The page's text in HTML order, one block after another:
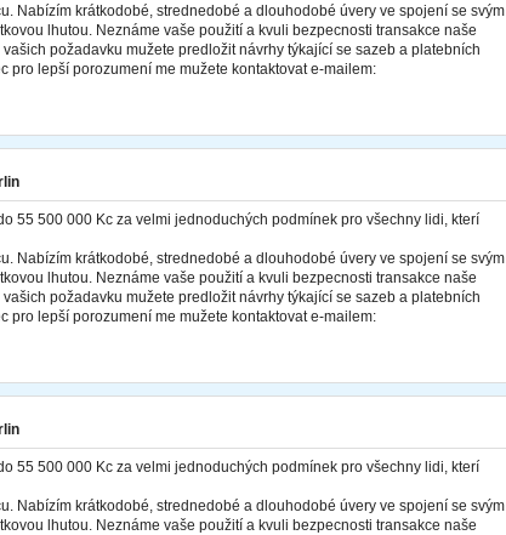
Nabízím krátkodobé, strednedobé a dlouhodobé úvery ve spojení se svým
lhutou. Neznáme vaše použití a kvuli bezpecnosti transakce naše
požadavku mužete predložit návrhy týkající se sazeb a platebních
pro lepší porozumení me mužete kontaktovat e-mailem:
55 500 000 Kc za velmi jednoduchých podmínek pro všechny lidi, kterí
Nabízím krátkodobé, strednedobé a dlouhodobé úvery ve spojení se svým
lhutou. Neznáme vaše použití a kvuli bezpecnosti transakce naše
požadavku mužete predložit návrhy týkající se sazeb a platebních
pro lepší porozumení me mužete kontaktovat e-mailem:
55 500 000 Kc za velmi jednoduchých podmínek pro všechny lidi, kterí
Nabízím krátkodobé, strednedobé a dlouhodobé úvery ve spojení se svým
lhutou. Neznáme vaše použití a kvuli bezpecnosti transakce naše